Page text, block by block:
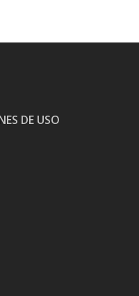
DE USO